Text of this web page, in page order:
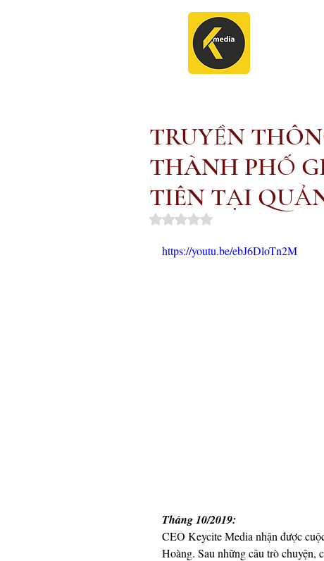
TRUYỀN
THÀNH PHỐ
TIÊN TẠI
Rated NaN out of 5 stars.
https://youtu.be/ebJ6DloTn2M
Tháng 10/2019:
CEO Keycite Media nhận được
Hoàng. Sau những câu trò chuyện,